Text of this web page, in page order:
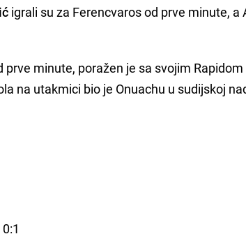
igrali su za Ferencvaros od prve minute, a
prve minute, poražen je sa svojim
na utakmici bio je Onuachu u sudijskoj